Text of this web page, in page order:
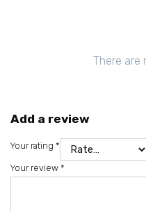
There are
Add a review
Your rating *
Your review *